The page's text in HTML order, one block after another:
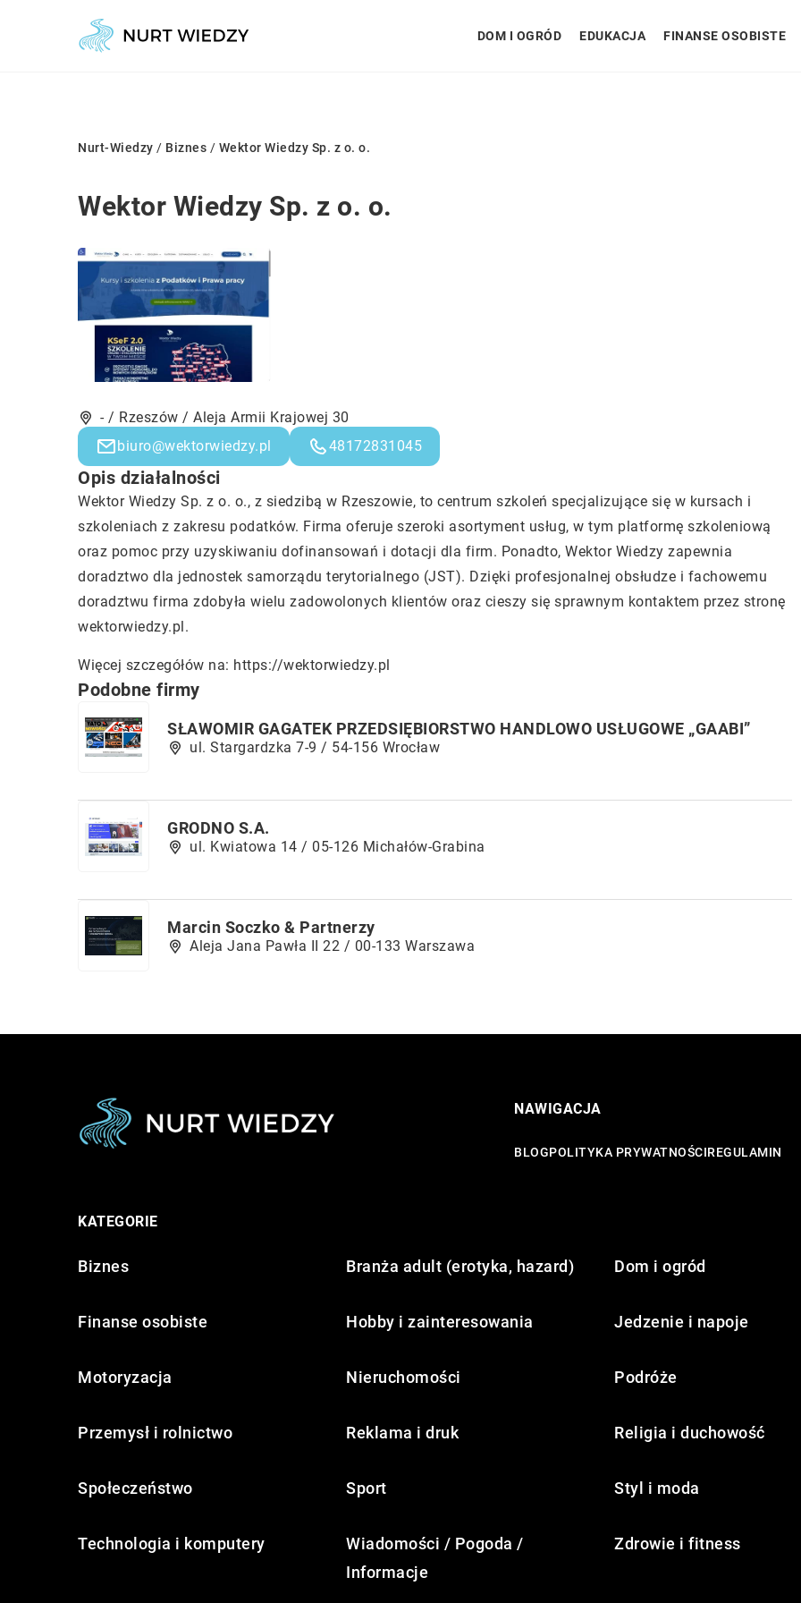
DOM I OGRÓD EDUKACJA FINANSE OSOBISTE
Nurt-Wiedzy / Biznes / Wektor Wiedzy Sp. z o. o.
Wektor Wiedzy Sp. z o. o.
- / Rzeszów / Aleja Armii Krajowej 30
biuro@wektorwiedzy.pl
48172831045
Opis działalności
Wektor Wiedzy Sp. z o. o., z siedzibą w Rzeszowie, to centrum szkoleń specjalizujące się w kursach i
szkoleniach z zakresu podatków. Firma oferuje szeroki asortyment usług, w tym platformę szkoleniową
oraz pomoc przy uzyskiwaniu dofinansowań i dotacji dla firm. Ponadto, Wektor Wiedzy zapewnia
doradztwo dla jednostek samorządu terytorialnego (JST). Dzięki profesjonalnej obsłudze i fachowemu
doradztwu firma zdobyła wielu zadowolonych klientów oraz cieszy się sprawnym kontaktem przez stronę
wektorwiedzy.pl.
Więcej szczegółów na: https://wektorwiedzy.pl
Podobne firmy
SŁAWOMIR GAGATEK PRZEDSIĘBIORSTWO HANDLOWO USŁUGOWE „GAABI”
ul. Stargardzka 7-9 / 54-156 Wrocław
GRODNO S.A.
ul. Kwiatowa 14 / 05-126 Michałów-Grabina
Marcin Soczko & Partnerzy
Aleja Jana Pawła II 22 / 00-133 Warszawa
NAWIGACJA
BLOGPOLITYKA PRYWATNOŚCIREGULAMIN
KATEGORIE
Biznes Branża adult (erotyka, hazard) Dom i ogród
Finanse osobiste Hobby i zainteresowania Jedzenie i napoje
Motoryzacja Nieruchomości Podróże
Przemysł i rolnictwo Reklama i druk Religia i duchowość
Społeczeństwo Sport Styl i moda
Technologia i komputery
Wiadomości / Pogoda /
Informacje
Zdrowie i fitness